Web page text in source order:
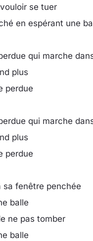
se tuer
en espérant une
qui marche
plus
perdue
qui marche
plus
perdue
sa fenêtre penchée
balle
ne pas tomber
balle